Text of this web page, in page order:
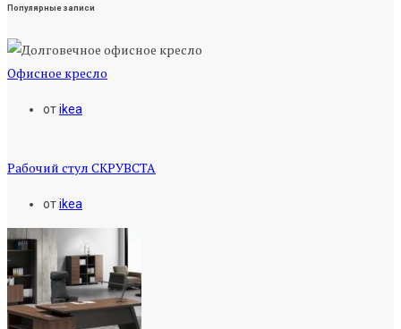
Популярные записи
Офисное кресло
отikea
Рабочий стул СКРУВСТА
отikea